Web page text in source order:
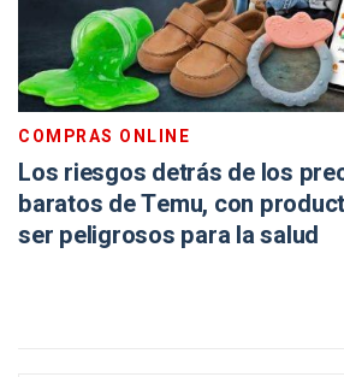
COMPRAS ONLINE
Los riesgos detrás de los
baratos de Temu, con
ser peligrosos para la salud